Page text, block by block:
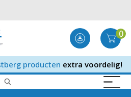
0
producten extra voordelig!